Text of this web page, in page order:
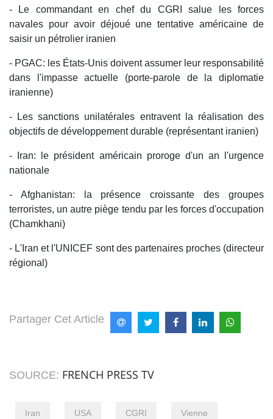
- Le commandant en chef du CGRI salue les forces
navales pour avoir déjoué une tentative américaine de
saisir un pétrolier iranien
- PGAC: les États-Unis doivent assumer leur responsabilité
dans l'impasse actuelle (porte-parole de la diplomatie
iranienne)
- Les sanctions unilatérales entravent la réalisation des
objectifs de développement durable (représentant iranien)
- Iran: le président américain proroge d'un an l'urgence
nationale
- Afghanistan: la présence croissante des groupes
terroristes, un autre piège tendu par les forces d'occupation
(Chamkhani)
- L'Iran et l'UNICEF sont des partenaires proches (directeur
régional)
Partager Cet Article
SOURCE: FRENCH PRESS TV
Iran USA CGRI Vienne